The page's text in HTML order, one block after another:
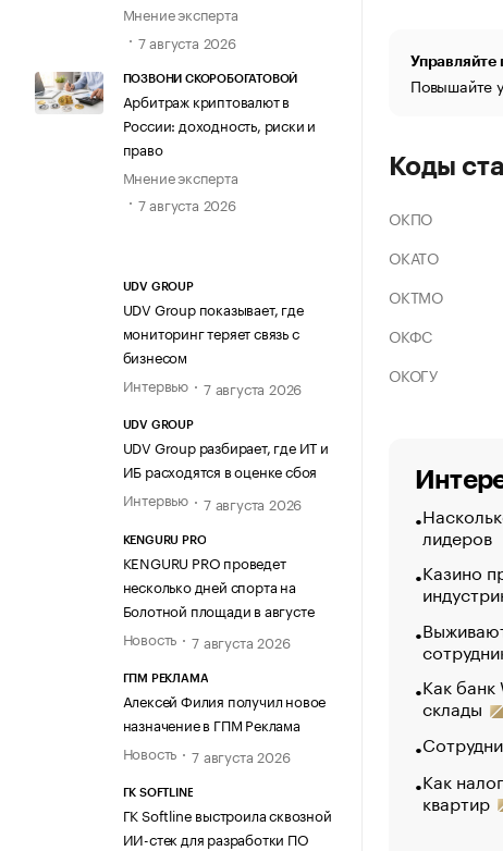
Мнение эксперта
7 августа 2026
ПОЗВОНИ СКОРОБОГАТОВОЙ
Арбитраж криптовалют в
России: доходность, риски и
право
Мнение эксперта
7 августа 2026
UDV GROUP
UDV Group показывает, где
мониторинг теряет связь с
бизнесом
Интервью
7 августа 2026
UDV GROUP
UDV Group разбирает, где ИТ и
ИБ расходятся в оценке сбоя
Интервью
7 августа 2026
KENGURU PRO
KENGURU PRO проведет
несколько дней спорта на
Болотной площади в августе
Новость
7 августа 2026
ГПМ РЕКЛАМА
Алексей Филия получил новое
назначение в ГПМ Реклама
Новость
7 августа 2026
ГК SOFTLINE
ГК Softline выстроила сквозной
ИИ-стек для разработки ПО
Управляйте
Повышайте
Коды
ОКПО
ОКАТО
ОКТМО
ОКФС
ОКОГУ
лидеров
Казино
Как
склады
Как
квартир